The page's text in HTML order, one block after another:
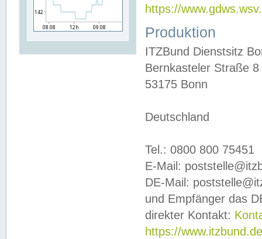
https://
Produktion
ITZBund Dienstsitz
Bernkasteler Straße 8
53175 Bonn
Deutschland
Tel.: 0800 800 75451
E-Mail:
DE-Mail:
und Empfänger das
direkter Kontakt:
https://